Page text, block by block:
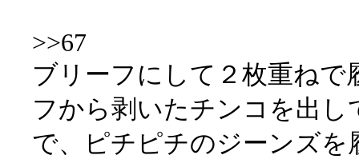
>>67
ブリーフにして２枚重ね
フから剥いたチンコを出し
で、ピチピチのジーンズ